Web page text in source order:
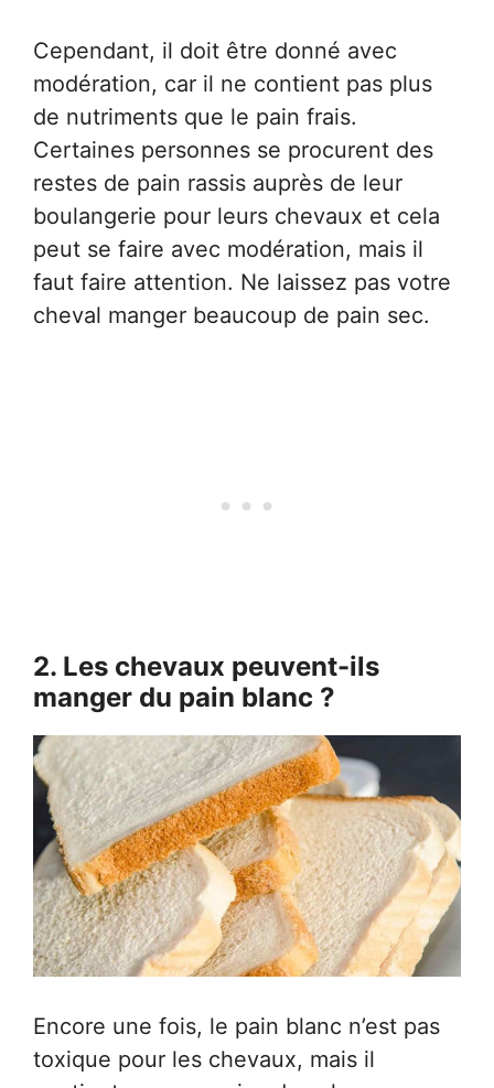
Cependant, il doit être donné avec
modération, car il ne contient pas plus
de nutriments que le pain frais.
Certaines personnes se procurent des
restes de pain rassis auprès de leur
boulangerie pour leurs chevaux et cela
peut se faire avec modération, mais il
faut faire attention. Ne laissez pas votre
cheval manger beaucoup de pain sec.
2. Les chevaux peuvent-ils
manger du pain blanc ?
Encore une fois, le pain blanc n’est pas
toxique pour les chevaux, mais il